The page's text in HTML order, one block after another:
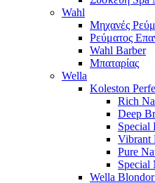
Wahl
Μηχανές
Ρεύματος
Wahl Barber
Μπαταρίας
Wella
Koleston
Rich
Deep
Special
Vibrant
Pure
Special
Wella